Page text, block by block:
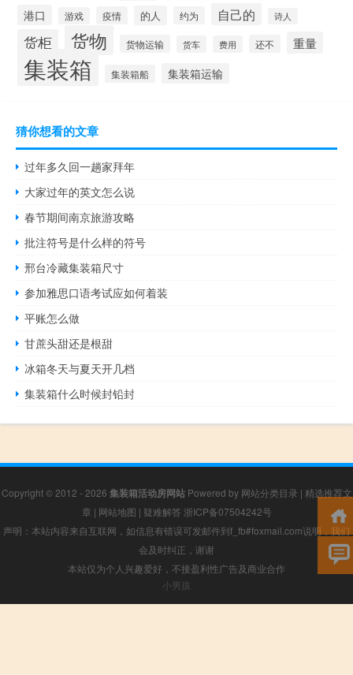
港口 游戏 疫情 的人 约为 自己的 诗人
货柜 货物 货物运输 货车 费用 还不 重量
集装箱 集装箱船 集装箱运输
猜你想看的文章
过年多久回一趟家拜年
大家过年的英文怎么说
春节期间南京旅游攻略
批注符号是什么样的符号
邢台冷藏集装箱尺寸
参加雅思口语考试应如何着装
平账怎么做
甘蔗头甜还是根甜
冰箱冬天与夏天开几档
集装箱什么时候封铅封
Copyright © 2012 - 2026 集装箱活动房网站Powered by 网站分类目录 | 精选推荐文
章 | 网站地图 | 疑难解答 浙ICP备07504242号
声明：本站内容来自互联网，如信息有错误可发邮件到f_fb#foxmail.com说明，我们
会及时纠正，谢谢
本站仅为个人兴趣爱好，不接盈利性广告及商业合作
小男孩